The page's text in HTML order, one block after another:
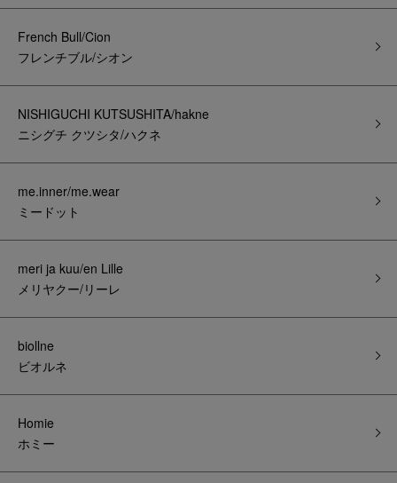
French Bull/Cion
フレンチブル/シオン
NISHIGUCHI KUTSUSHITA/hakne
ニシグチ クツシタ/ハクネ
me.inner/me.wear
ミードット
meri ja kuu/en Lille
メリヤクー/リーレ
biollne
ビオルネ
Homie
ホミー